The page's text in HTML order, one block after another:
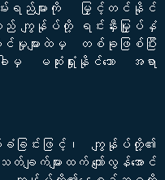
ည်များကို မြှင့်တင်နိုင်
ကျွန်ုပ်တို့ ရင်းနှီးမြှုပ်နှံ
ျားထဲမှ တစ်ခုဖြစ်ပြီး
မဆုံးရှုံးနိုင်သော အရာ
ခြင်းဖြင့်၊ ကျွန်ုပ်တို့၏
ျက်များထက် ကျော်လွန်အောင်